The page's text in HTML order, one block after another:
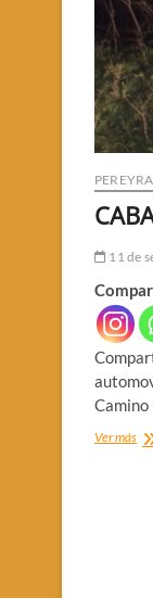
PEREYRA
11 de
Camino
Ver más